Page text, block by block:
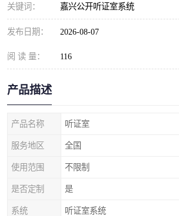
关键词： 嘉兴公开听证室系统
发布日期： 2026-08-07
阅 读 量： 116
产品描述
产品名称 听证室
服务地区 全国
使用范围 不限制
是否定制 是
系统 听证室系统